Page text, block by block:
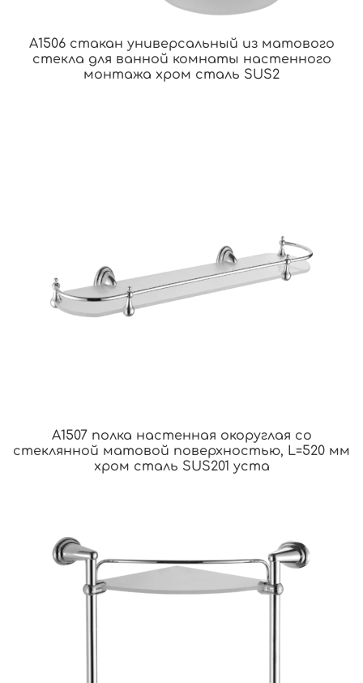
A1506 стакан универсальный из матового
стекла для ванной комнаты настенного
монтажа хром сталь SUS2
A1507 полка настенная окоруглая со
стеклянной матовой поверхностью, L=520 мм
хром сталь SUS201 уста